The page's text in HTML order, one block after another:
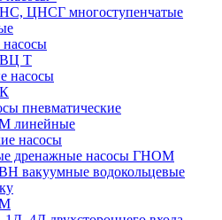
ЦНСГ многоступенчатые
Т
насосы
пневматические
линейные
насосы
дренажные насосы ГНОМ
вакуумные водокольцевые